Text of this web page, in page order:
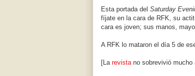
Esta portada del Saturday
fíjate en la cara de RFK, su
cara es joven; sus manos,
A RFK lo mataron el día 5 de
[La revistano sobrevivió mucho